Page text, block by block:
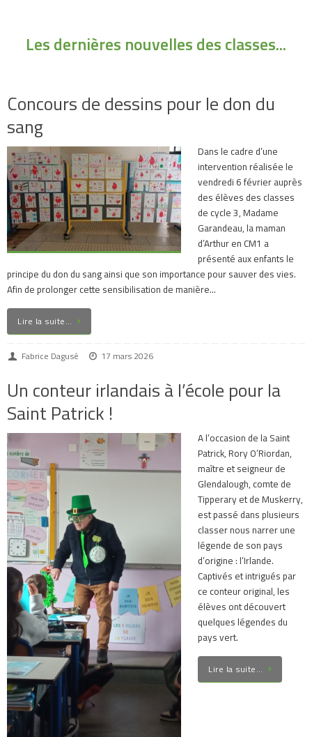
Les dernières nouvelles des classes...
Concours de dessins pour le don du
sang
Dans le cadre d’une
intervention réalisée le
vendredi 6 février auprès
des élèves des classes
de cycle 3, Madame
Garandeau, la maman
d’Arthur en CM1 a
présenté aux enfants le
principe du don du sang ainsi que son importance pour sauver des vies.
Afin de prolonger cette sensibilisation de manière…
Lire la suite…
Fabrice Dagusé 17 mars 2026
Un conteur irlandais à l’école pour la
Saint Patrick !
A l’occasion de la Saint
Patrick, Rory O’Riordan,
maître et seigneur de
Glendalough, comte de
Tipperary et de Muskerry,
est passé dans plusieurs
classer nous narrer une
légende de son pays
d’origine : l’Irlande.
Captivés et intrigués par
ce conteur original, les
élèves ont découvert
quelques légendes du
pays vert.
Lire la suite…